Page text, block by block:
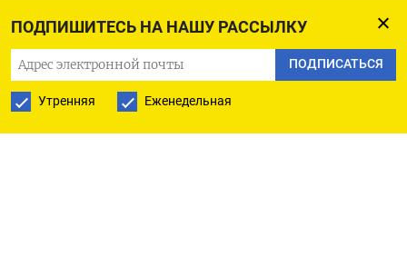
ПОДПИШИТЕСЬ НА НАШУ РАССЫЛКУ
ПОДПИСАТЬСЯ
Утренняя Еженедельная
ПОДПИСАТЬСЯ НА ТЕЛЕГРАМ